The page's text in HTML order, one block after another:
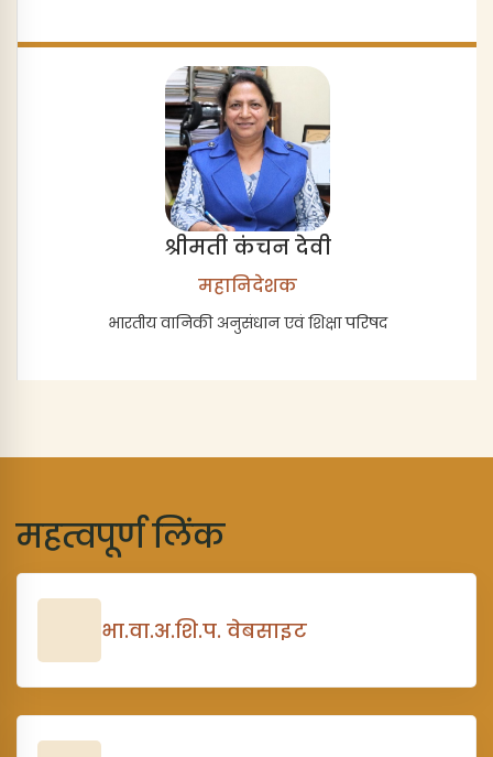
श्रीमती कंचन देवी
महानिदेशक
भारतीय वानिकी अनुसंधान एवं शिक्षा परिषद
महत्वपूर्ण लिंक
भा.वा.अ.शि.प. वेबसाइट